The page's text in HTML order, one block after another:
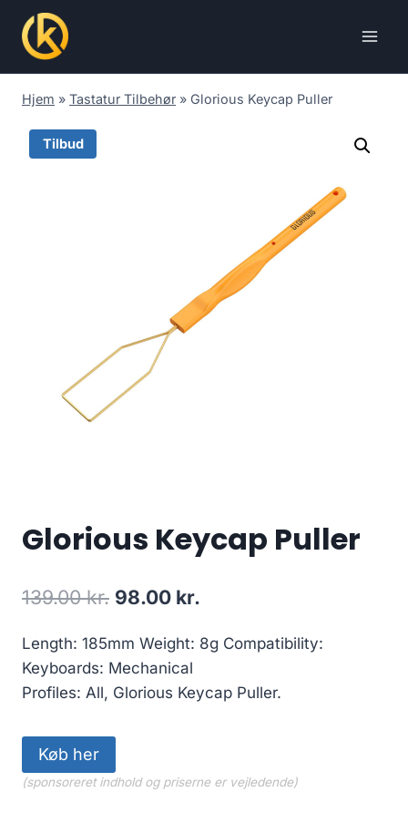
content
Hjem » Tastatur Tilbehør » Glorious Keycap Puller
Tilbud
Glorious Keycap Puller
139.00kr. Original
was:
139.00 kr..
98.00 kr.
is:
98.00 kr..
Length: 185mm Weight: 8g Compatibility:
Keyboards: Mechanical
Profiles: All, Glorious Keycap Puller.
Køb her
(sponsoreret indhold og priserne er vejledende)